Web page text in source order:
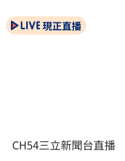
現正直播
CH54三立新聞台直播